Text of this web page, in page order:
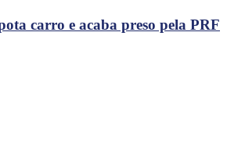
carro e acaba preso pela PRF